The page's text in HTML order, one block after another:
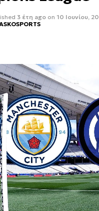
3 έτη ago on 10 Ιουνίου,